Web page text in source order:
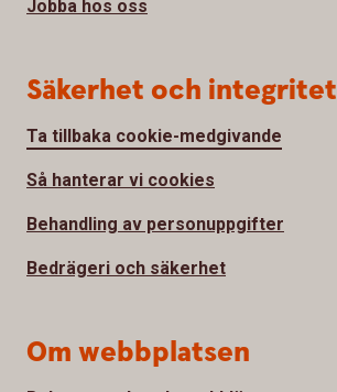
Jobba hos oss
Säkerhet och integritet
Ta tillbaka cookie-medgivande
Så hanterar vi cookies
Behandling av personuppgifter
Bedrägeri och säkerhet
Om webbplatsen